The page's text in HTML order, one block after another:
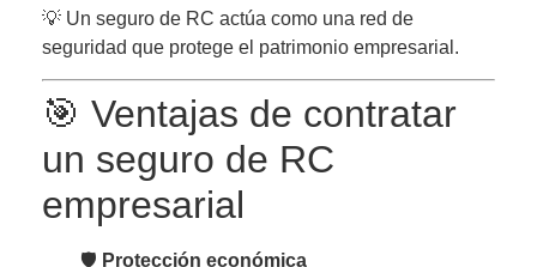
💡 Un seguro de RC actúa como una red de
seguridad que protege el patrimonio empresarial.
🎯 Ventajas de contratar
un seguro de RC
empresarial
🛡️ Protección económica